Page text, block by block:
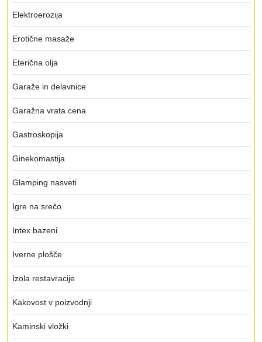
Elektroerozija
Erotične masaže
Eterična olja
Garaže in delavnice
Garažna vrata cena
Gastroskopija
Ginekomastija
Glamping nasveti
Igre na srečo
Intex bazeni
Iverne plošče
Izola restavracije
Kakovost v poizvodnji
Kaminski vložki